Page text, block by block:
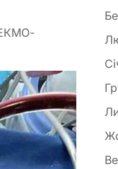
ЕКМО-